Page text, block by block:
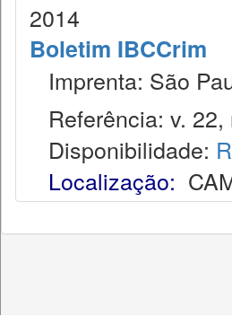
2014
Boletim IBCCrim
Imprenta: São
Referência: v.
Disponibilidade:
Localização: